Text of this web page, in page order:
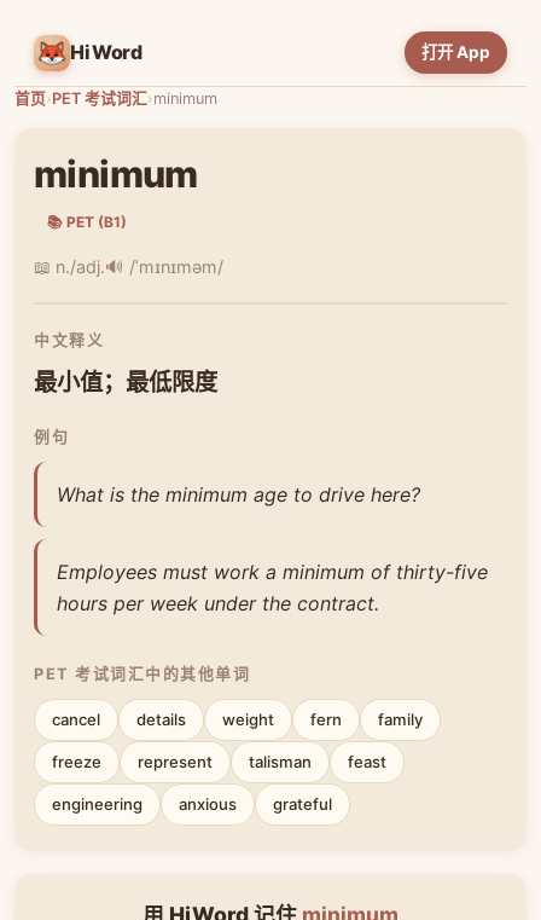
HiWord 打开 App
首页›PET 考试词汇›minimum
minimum
📚 PET (B1)
📖 n./adj.🔊 /ˈmɪnɪməm/
中文释义
最小值；最低限度
例句
What is the minimum age to drive here?
Employees must work a minimum of thirty-five
hours per week under the contract.
PET 考试词汇中的其他单词
cancel details weight fern family
freeze represent talisman feast
engineering anxious grateful
用 HiWord 记住 minimum